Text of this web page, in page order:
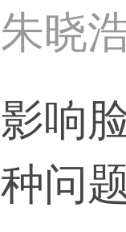
朱晓
影响
种问